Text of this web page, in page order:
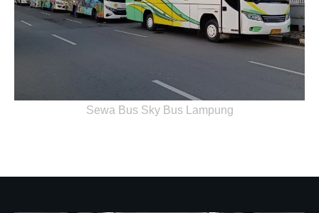
Sewa Bus Sky Bus Lampung